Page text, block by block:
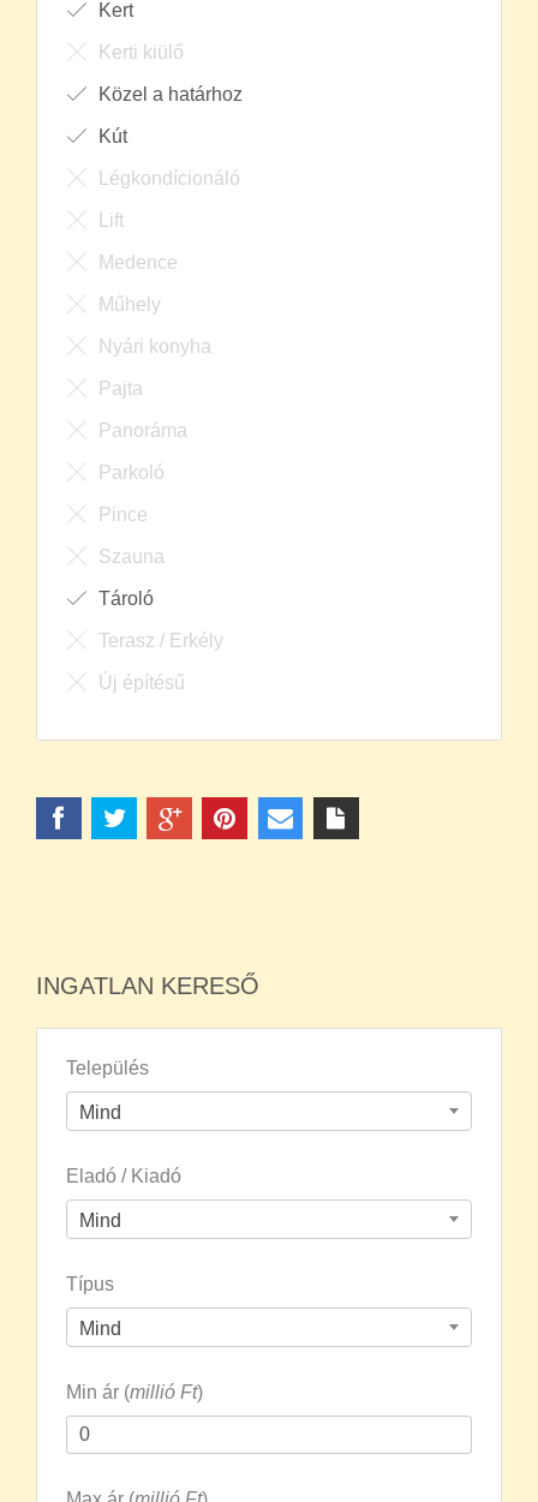
Kerti kiülő
Közel a határhoz
Kút
Légkondícionáló
Lift
Medence
Műhely
Nyári konyha
Pajta
Panoráma
Parkoló
Pince
Szauna
Tároló
Terasz / Erkély
Új építésű
Település
Mind
Eladó / Kiadó
Mind
Típus
Mind
Min ár (millió Ft)
Max ár (millió Ft)